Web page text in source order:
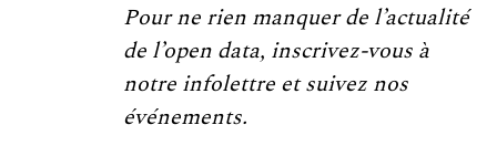
Pour ne rien manquer de l’actualité
de l’open data, inscrivez-vous à
notre infolettre et suivez nos
événements.